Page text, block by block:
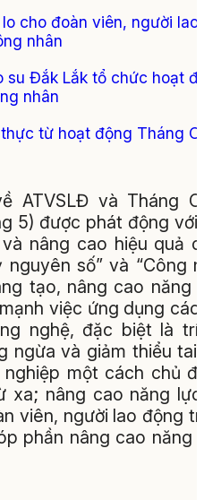
cho đoàn viên, người lao
nhân
su Đắk Lắk tổ chức hoạt
nhân
từ hoạt động Tháng
ATVSLĐ và Tháng
5) được phát động với
nâng cao hiệu quả
số” và “Công
tạo, nâng cao năng
việc ứng dụng các
nghệ, đặc biệt là trí
ngừa và giảm thiểu tai
một cách chủ
xa; nâng cao năng
viên, người lao động
phần nâng cao năng